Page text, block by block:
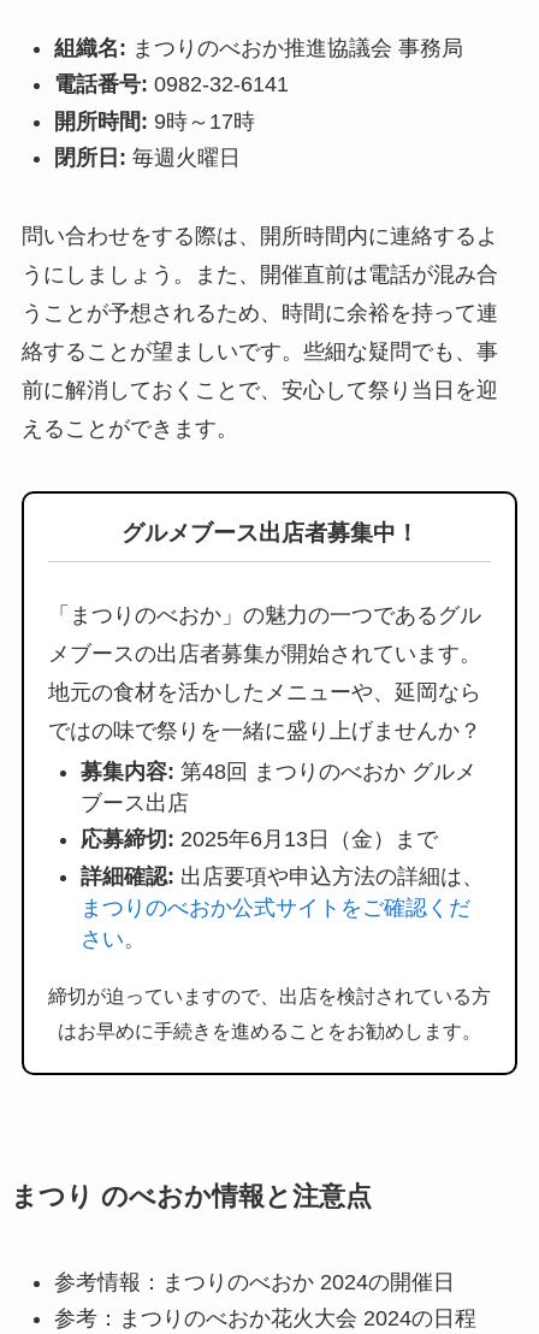
組織名: まつりのべおか推進協議会 事務局
電話番号: 0982-32-6141
開所時間: 9時～17時
閉所日: 毎週火曜日
問い合わせをする際は、開所時間内に連絡するよ
うにしましょう。また、開催直前は電話が混み合
うことが予想されるため、時間に余裕を持って連
絡することが望ましいです。些細な疑問でも、事
前に解消しておくことで、安心して祭り当日を迎
えることができます。
グルメブース出店者募集中！
「まつりのべおか」の魅力の一つであるグル
メブースの出店者募集が開始されています。
地元の食材を活かしたメニューや、延岡なら
ではの味で祭りを一緒に盛り上げませんか？
募集内容: 第48回 まつりのべおか グルメ
ブース出店
応募締切: 2025年6月13日（金）まで
詳細確認: 出店要項や申込方法の詳細は、
まつりのべおか公式サイトをご確認くだ
さい。
締切が迫っていますので、出店を検討されている方
はお早めに手続きを進めることをお勧めします。
まつり のべおか情報と注意点
参考情報：まつりのべおか 2024の開催日
参考：まつりのべおか花火大会 2024の日程